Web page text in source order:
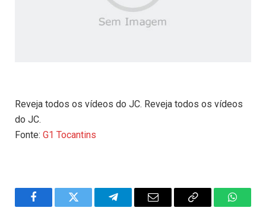
Reveja todos os vídeos do JC. Reveja todos os vídeos
do JC.
Fonte: G1 Tocantins
FacebookTwitter TelegramEmail
Copy